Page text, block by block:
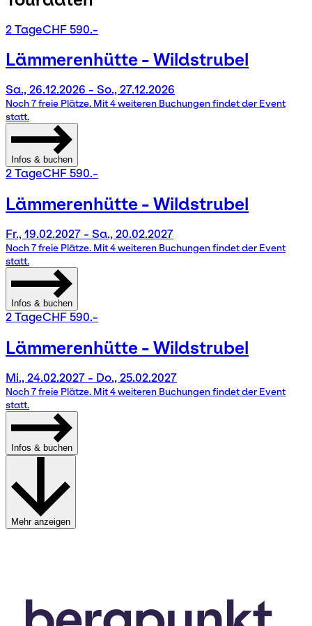
2 TageCHF 590.-
Lämmerenhütte - Wildstrubel
Sa., 26.12.2026 - So., 27.12.2026
Noch 7 freie Plätze. Mit 4 weiteren Buchungen findet der Event
statt.
Infos & buchen
2 TageCHF 590.-
Lämmerenhütte - Wildstrubel
Fr., 19.02.2027 - Sa., 20.02.2027
Noch 7 freie Plätze. Mit 4 weiteren Buchungen findet der Event
statt.
Infos & buchen
2 TageCHF 590.-
Lämmerenhütte - Wildstrubel
Mi., 24.02.2027 - Do., 25.02.2027
Noch 7 freie Plätze. Mit 4 weiteren Buchungen findet der Event
statt.
Infos & buchen
Mehr anzeigen